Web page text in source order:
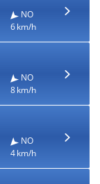
NO
6 km/h
NO
8 km/h
NO
4 km/h